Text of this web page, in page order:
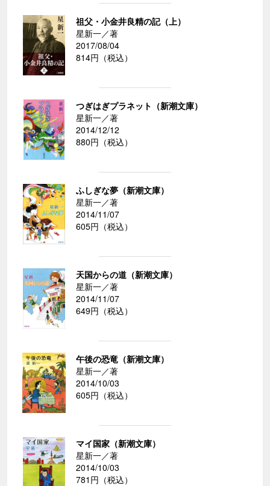
祖父・小金井良精の記（上）
星新一／著
2017/08/04
814円（税込）
つぎはぎプラネット（新潮文庫）
星新一／著
2014/12/12
880円（税込）
ふしぎな夢（新潮文庫）
星新一／著
2014/11/07
605円（税込）
天国からの道（新潮文庫）
星新一／著
2014/11/07
649円（税込）
午後の恐竜（新潮文庫）
星新一／著
2014/10/03
605円（税込）
マイ国家（新潮文庫）
星新一／著
2014/10/03
781円（税込）